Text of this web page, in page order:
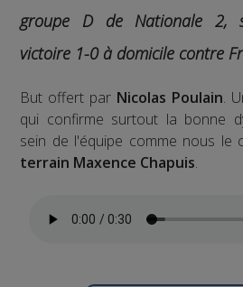
groupe D de Nationale 2,
victoire 1-0 à domicile contre
But offert par Nicolas Poulain.
qui confirme surtout la bonne
sein de l'équipe comme nous le
terrain Maxence Chapuis.